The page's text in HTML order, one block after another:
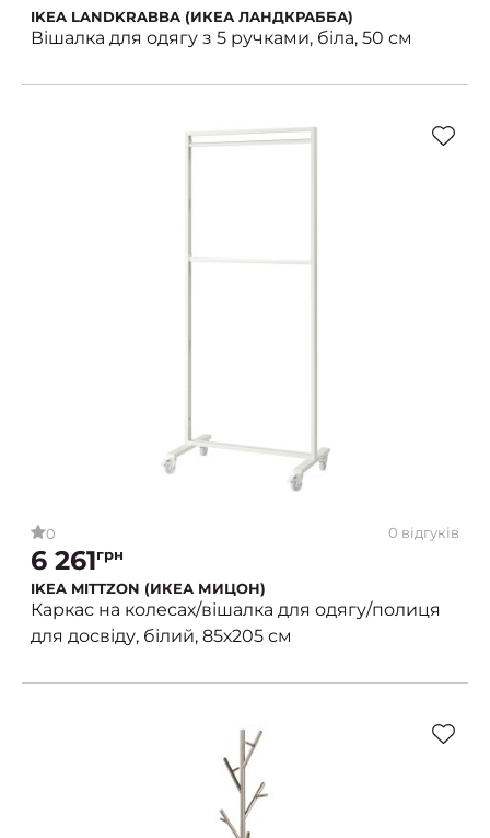
IKEA LANDKRABBA (ИКЕА ЛАНДКРАББА)
Вішалка для одягу з 5 ручками, біла, 50 см
0 0 відгуків
6 261грн
IKEA MITTZON (ИКЕА МИЦОН)
Каркас на колесах/вішалка для одягу/полиця
для досвіду, білий, 85х205 см